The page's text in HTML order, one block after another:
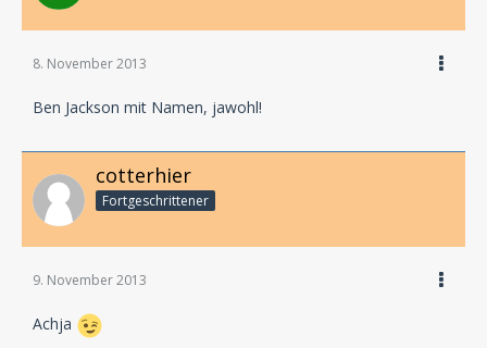
8. November 2013
Ben Jackson mit Namen, jawohl!
cotterhier
Fortgeschrittener
9. November 2013
Achja